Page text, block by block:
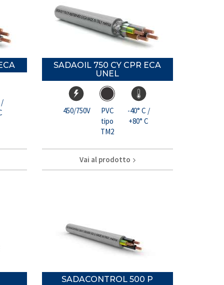
/
SADAOIL 750 CY CPR ECA
UNEL
450/750V
PVC
tipo
TM2
-40° C /
+80° C
Vai al prodotto
SADACONTROL 500 P